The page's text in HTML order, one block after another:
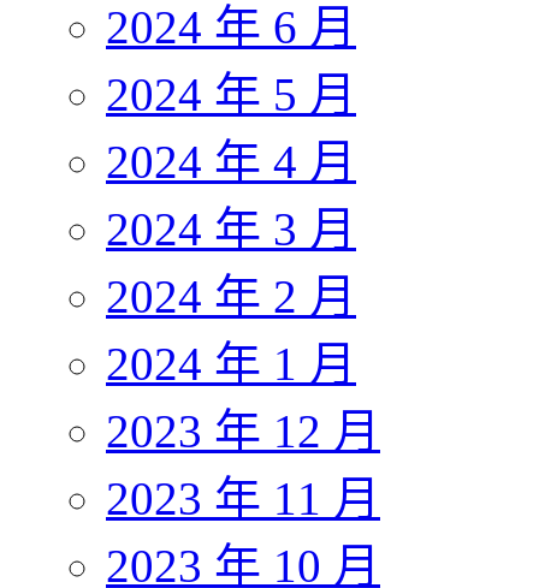
2024 年 6 月
2024 年 5 月
2024 年 4 月
2024 年 3 月
2024 年 2 月
2024 年 1 月
2023 年 12 月
2023 年 11 月
2023 年 10 月